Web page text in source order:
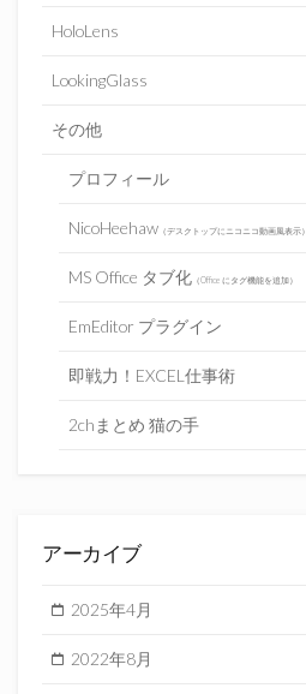
HoloLens
LookingGlass
その他
プロフィール
NicoHeehaw（デスクトップにニコニコ動画風表示）
MS Office タブ化（Office にタグ機能を追加）
EmEditor プラグイン
即戦力！EXCEL仕事術
2chまとめ 猫の手
アーカイブ
2025年4月
2022年8月